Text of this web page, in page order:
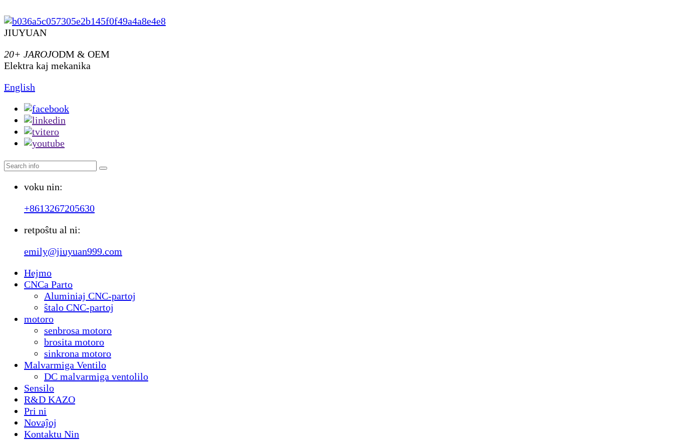
JIUYUAN
20+ JAROJODM & OEM
Elektra kaj mekanika
English
voku nin:
+8613267205630
retpoŝtu al ni:
emily@jiuyuan999.com
Hejmo
CNCa Parto
Aluminiaj CNC-partoj
ŝtalo CNC-partoj
motoro
senbrosa motoro
brosita motoro
sinkrona motoro
Malvarmiga Ventilo
DC malvarmiga ventolilo
Sensilo
R&D KAZO
Pri ni
Novaĵoj
Kontaktu Nin